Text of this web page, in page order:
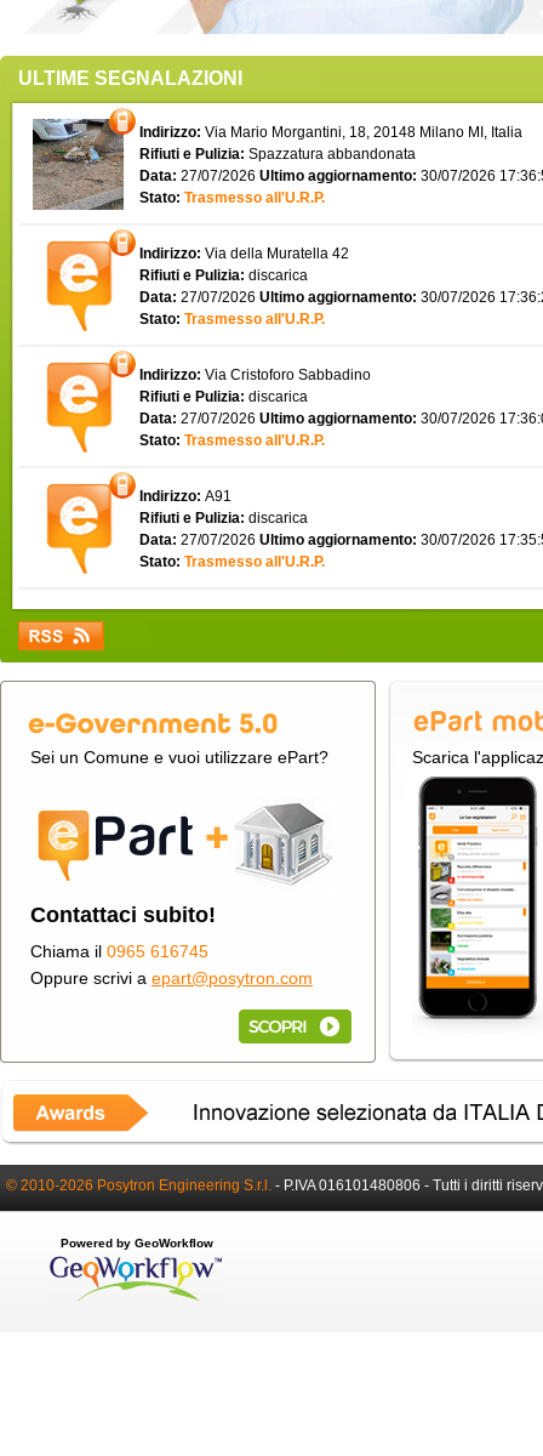
ULTIME SEGNALAZIONI
Indirizzo: Via Mario Morgantini, 18, 20148 Milano MI, Italia
Rifiuti e Pulizia: Spazzatura abbandonata
Data: 27/07/2026 Ultimo aggiornamento: 30/07/2026
Stato: Trasmesso all'U.R.P.
Indirizzo: Via della Muratella 42
Rifiuti e Pulizia: discarica
Data: 27/07/2026 Ultimo aggiornamento: 30/07/2026
Stato: Trasmesso all'U.R.P.
Indirizzo: Via Cristoforo Sabbadino
Rifiuti e Pulizia: discarica
Data: 27/07/2026 Ultimo aggiornamento: 30/07/2026
Stato: Trasmesso all'U.R.P.
Indirizzo: A91
Rifiuti e Pulizia: discarica
Data: 27/07/2026 Ultimo aggiornamento: 30/07/2026
Stato: Trasmesso all'U.R.P.
Sei un Comune e vuoi utilizzare ePart?
Contattaci subito!
Chiama il 0965 616745
Oppure scrivi a epart@posytron.com
Scarica
© 2010-2026 Posytron Engineering S.r.l. - P.IVA 016101480806 - Tutti i diritti
Powered by GeoWorkflow